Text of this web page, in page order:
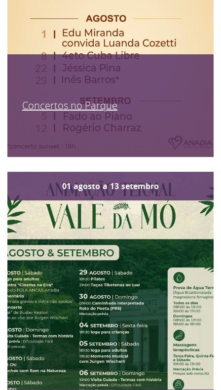
Concertos no Parque
01 agosto a 13 setembro